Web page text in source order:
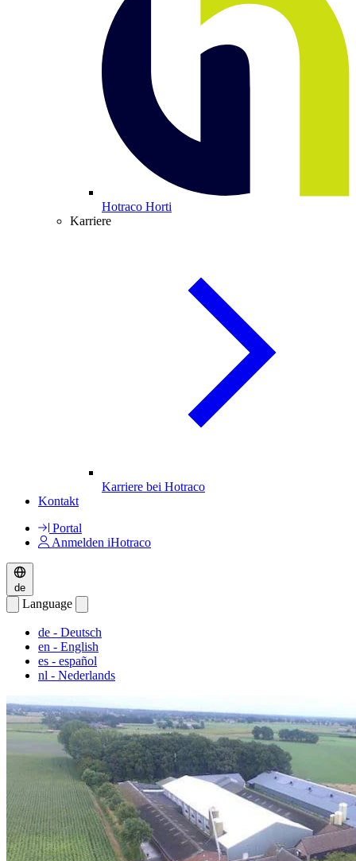
Hotraco Horti
Karriere
Karriere bei Hotraco
Kontakt
Portal
Anmelden iHotraco
de
Language
de - Deutsch
en - English
es - español
nl - Nederlands